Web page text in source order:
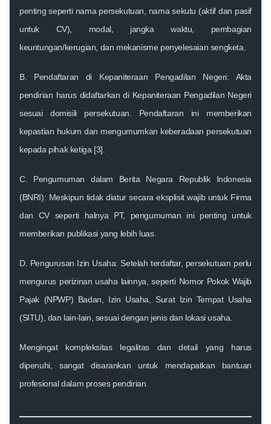
penting seperti nama persekutuan, nama sekutu (aktif dan pasif
untuk CV), modal, jangka waktu, pembagian
keuntungan/kerugian, dan mekanisme penyelesaian sengketa.
B. Pendaftaran di Kepaniteraan Pengadilan Negeri: Akta
pendirian harus didaftarkan di Kepaniteraan Pengadilan Negeri
sesuai domisili persekutuan. Pendaftaran ini memberikan
kepastian hukum dan mengumumkan keberadaan persekutuan
kepada pihak ketiga [3].
C. Pengumuman dalam Berita Negara Republik Indonesia
(BNRI): Meskipun tidak diatur secara eksplisit wajib untuk Firma
dan CV seperti halnya PT, pengumuman ini penting untuk
memberikan publikasi yang lebih luas.
D. Pengurusan Izin Usaha: Setelah terdaftar, persekutuan perlu
mengurus perizinan usaha lainnya, seperti Nomor Pokok Wajib
Pajak (NPWP) Badan, Izin Usaha, Surat Izin Tempat Usaha
(SITU), dan lain-lain, sesuai dengan jenis dan lokasi usaha.
Mengingat kompleksitas legalitas dan detail yang harus
dipenuhi, sangat disarankan untuk mendapatkan bantuan
profesional dalam proses pendirian.